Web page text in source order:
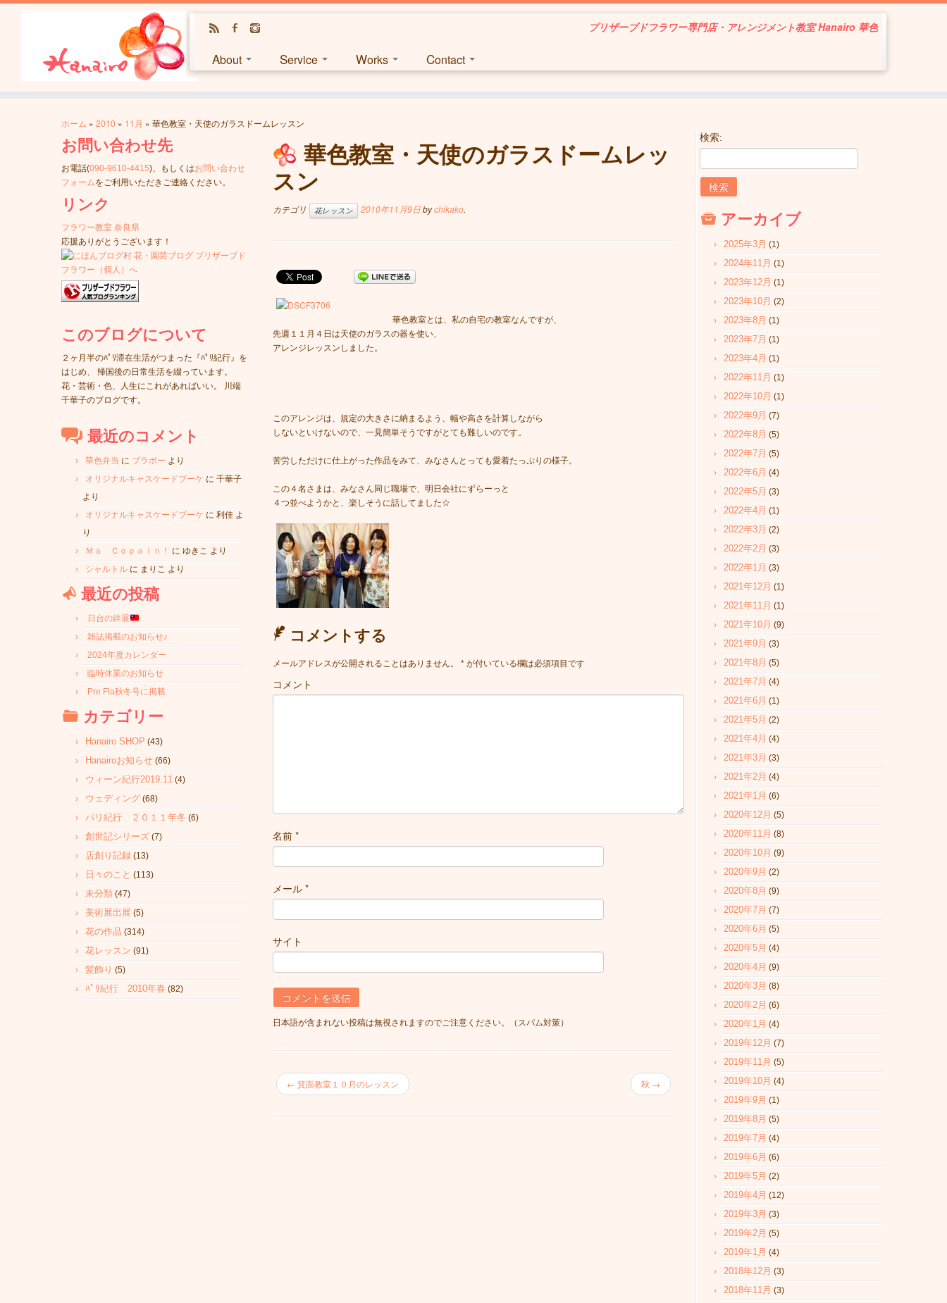
プリザーブドフラワー専門店・アレンジメント教室 Hanairo 華色
About Service Works Contact
ホーム » 2010 » 11月 » 華色教室・天使のガラスドームレッスン
お問い合わせ先
お電話(090-9610-4415)、もしくはお問い合わせ
フォームをご利用いただきご連絡ください。
リンク
フラワー教室 奈良県
応援ありがとうございます！
このブログについて
２ヶ月半のﾊﾟﾘ滞在生活がつまった『ﾊﾟﾘ紀行』を
はじめ、 帰国後の日常生活を綴っています。
花・芸術・色、人生にこれがあればいい。 川端
千華子のブログです。
最近のコメント
華色弁当 に ブラボー より
オリジナルキャスケードブーケ に 千華子
より
オリジナルキャスケードブーケ に 利佳 よ
り
Ｍａ Ｃｏｐａｉｎ！
に ゆきこ より
シャルトル に まりこ より
最近の投稿
日台の絆展
雑誌掲載のお知らせ♪
2024年度カレンダー
臨時休業のお知らせ
Pre Fla秋冬号に掲載
カテゴリー
Hanairo SHOP (43)
Hanairoお知らせ (66)
ウィーン紀行2019.11 (4)
ウェディング (68)
パリ紀行 ２０１１年冬 (6)
創世記シリーズ (7)
店創り記録 (13)
日々のこと (113)
未分類 (47)
美術展出展 (5)
花の作品 (314)
花レッスン (91)
髪飾り (5)
ﾊﾟﾘ紀行 2010年春 (82)
華色教室・天使のガラスドームレッ
スン
カテゴリ 花レッスン 2010年11月9日bychikako.
華色教室とは、私の自宅の教室なんですが、
先週１１月４日は天使のガラスの器を使い、
アレンジレッスンしました。
このアレンジは、規定の大きさに納まるよう、幅や高さを計算しながら
しないといけないので、一見簡単そうですがとても難しいのです。
苦労しただけに仕上がった作品をみて、みなさんとっても愛着たっぷりの様子。
この４名さまは、みなさん同じ職場で、明日会社にずらーっと
４つ並べようかと、楽しそうに話してました☆
コメントする
メールアドレスが公開されることはありません。 * が付いている欄は必須項目です
コメント
名前 *
メール *
サイト
日本語が含まれない投稿は無視されますのでご注意ください。（スパム対策）
← 箕面教室１０月のレッスン 秋 →
検索:
アーカイブ
2025年3月 (1)
2024年11月 (1)
2023年12月 (1)
2023年10月 (2)
2023年8月 (1)
2023年7月 (1)
2023年4月 (1)
2022年11月 (1)
2022年10月 (1)
2022年9月 (7)
2022年8月 (5)
2022年7月 (5)
2022年6月 (4)
2022年5月 (3)
2022年4月 (1)
2022年3月 (2)
2022年2月 (3)
2022年1月 (3)
2021年12月 (1)
2021年11月 (1)
2021年10月 (9)
2021年9月 (3)
2021年8月 (5)
2021年7月 (4)
2021年6月 (1)
2021年5月 (2)
2021年4月 (4)
2021年3月 (3)
2021年2月 (4)
2021年1月 (6)
2020年12月 (5)
2020年11月 (8)
2020年10月 (9)
2020年9月 (2)
2020年8月 (9)
2020年7月 (7)
2020年6月 (5)
2020年5月 (4)
2020年4月 (9)
2020年3月 (8)
2020年2月 (6)
2020年1月 (4)
2019年12月 (7)
2019年11月 (5)
2019年10月 (4)
2019年9月 (1)
2019年8月 (5)
2019年7月 (4)
2019年6月 (6)
2019年5月 (2)
2019年4月 (12)
2019年3月 (3)
2019年2月 (5)
2019年1月 (4)
2018年12月 (3)
2018年11月 (3)